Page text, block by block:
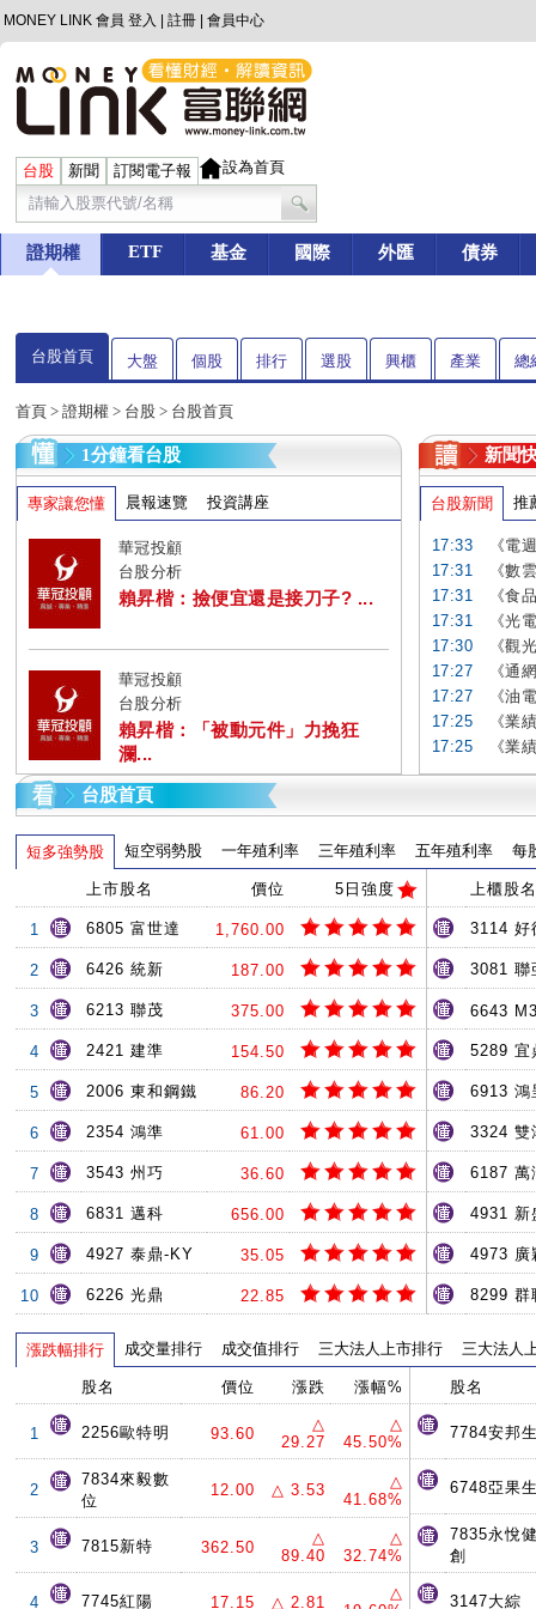
MONEY LINK 會員 登入 註冊 會員中心
台股 新聞 訂閱電子報 設為首頁
證期權 ETF 基金 國際 外匯 債券
台股首頁 大盤 個股 排行 選股 興櫃 產業 總
首頁 > 證期權 > 台股 > 台股首頁
1分鐘看台股
專家讓您懂 晨報速覽 投資講座
華冠投顧
台股分析
賴昇楷：撿便宜還是接刀子? ...
華冠投顧
台股分析
賴昇楷：「被動元件」力挽狂
瀾...
新聞
台股新聞 推
17:33
《電
17:31
《數
17:31
《食
17:31
《光
17:30
《觀
17:27
《通
17:27
《油
17:25
《業
17:25
《業
台股首頁
短多強勢股 短空弱勢股 一年殖利率 三年殖利率 五年殖利率 每
上市股名 價位 5日強度
1 6805 富世達 1,760.00
2 6426 統新 187.00
3 6213 聯茂 375.00
4 2421 建準 154.50
5 2006 東和鋼鐵 86.20
6 2354 鴻準 61.00
7 3543 州巧 36.60
8 6831 邁科 656.00
9 4927 泰鼎-KY 35.05
10 6226 光鼎 22.85
上櫃股名
3114 好
3081 聯
6643
5289 宜
6913 鴻
3324 雙
6187 萬
4931 新
4973 廣
8299 群
漲跌幅排行 成交量排行 成交值排行 三大法人上市排行 三大法人
股名 價位 漲跌 漲幅%
1 2256歐特明 93.60
△
29.27
△
45.50%
2
7834來毅數
位
12.00 △ 3.53
△
41.68%
3 7815新特 362.50
△
89.40
△
32.74%
4 7745紅陽 17.15 △ 2.81
△
股名
7784安邦
6748亞果
7835永悅
創
3147大綜